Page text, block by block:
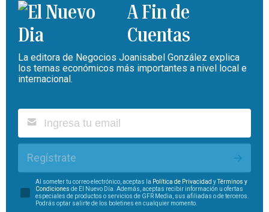
A Fin de
Cuentas
La editora de Negocios Joanisabel González explica
los temas económicos más importantes a nivel local e
internacional.
Regístrate
Al someter tu correo electrónico, aceptas la Política de Privacidad yTérminos y
Condiciones de El Nuevo Día. Además, aceptas recibir información u ofertas
especiales de productos o servicios de GFR Media, sus afiliadas o de terceros.
Podrás optar salirte de los boletines en cualquier momento.